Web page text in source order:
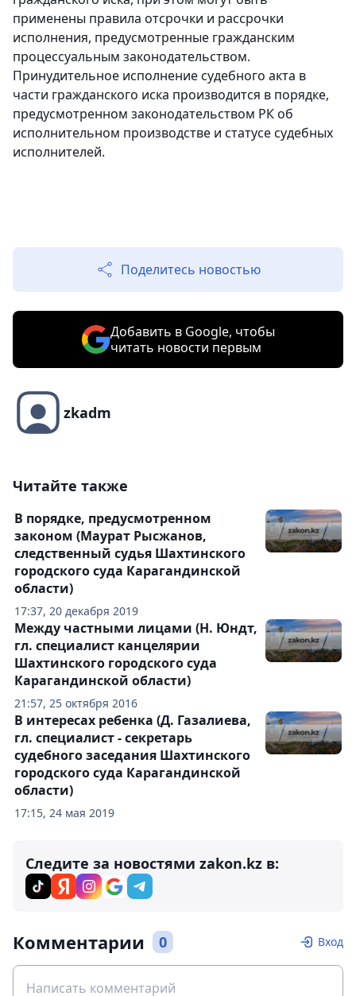
применены правила отсрочки и рассрочки
исполнения, предусмотренные гражданским
процессуальным законодательством.
Принудительное исполнение судебного акта в
части гражданского иска производится в порядке,
предусмотренном законодательством РК об
исполнительном производстве и статусе судебных
исполнителей.
Поделитесь новостью
Добавить в Google, чтобы
читать новости первым
zkadm
Читайте также
17:37, 20 декабря 2019
В порядке, предусмотренном
законом (Маурат Рысжанов,
следственный судья Шахтинского
городского суда Карагандинской
области)
21:57, 25 октября 2016
Между частными лицами (Н. Юндт,
гл. специалист канцелярии
Шахтинского городского суда
Карагандинской области)
17:15, 24 мая 2019
В интересах ребенка (Д. Газалиева,
гл. специалист - секретарь
судебного заседания Шахтинского
городского суда Карагандинской
области)
Следите за новостями zakon.kz в:
Комментарии 0 Вход